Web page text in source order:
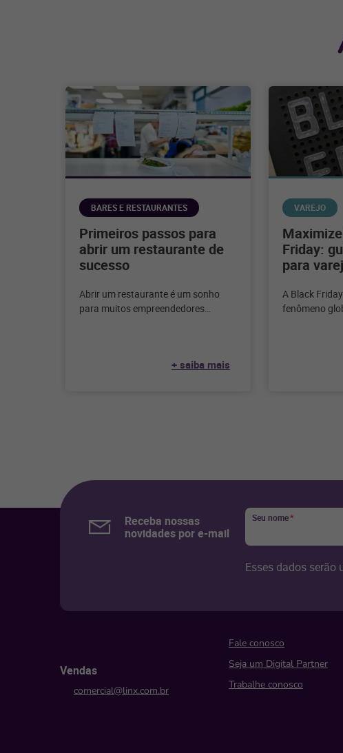
BARES E RESTAURANTES
Primeiros passos para
abrir um restaurante de
sucesso
Abrir um restaurante é um sonho
para muitos empreendedores
+ saiba mais
VAREJO
Friday:
para
A Black
fenômeno
Receba nossas
novidades por e-mail
Seu nome*
Esses dados
Vendas
comercial@linx.com.br
Fale conosco
Seja um Digital Partner
Trabalhe conosco